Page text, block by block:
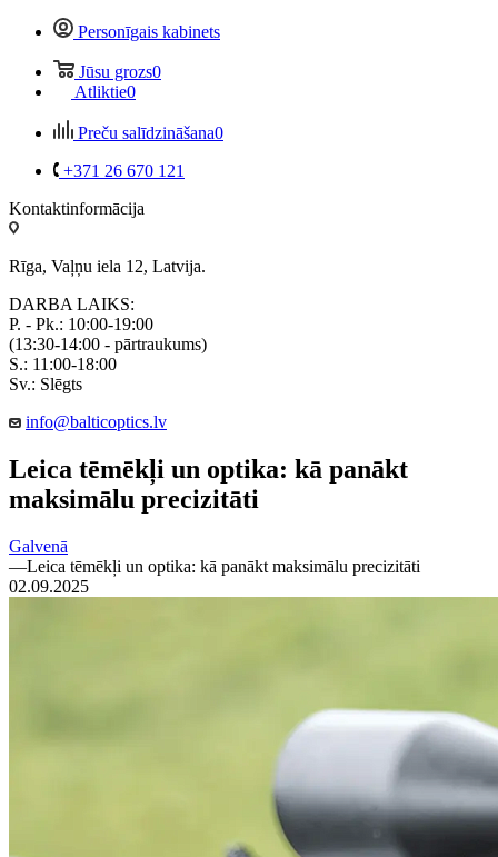
Personīgais kabinets
Jūsu grozs0
Atliktie0
Preču salīdzināšana0
+371 26 670 121
Kontaktinformācija
Rīga, Vaļņu iela 12, Latvija.
DARBA LAIKS:
P. - Pk.: 10:00-19:00
(13:30-14:00 - pārtraukums)
S.: 11:00-18:00
Sv.: Slēgts
info@balticoptics.lv
Leica tēmēkļi un optika: kā panākt
maksimālu precizitāti
Galvenā
—Leica tēmēkļi un optika: kā panākt maksimālu precizitāti
02.09.2025